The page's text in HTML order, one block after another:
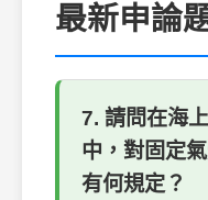
最新申論
7. 請問在海
中，對固定
有何規定？